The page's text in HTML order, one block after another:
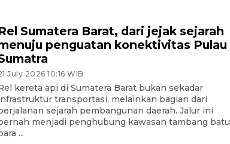
Sumatera Barat, dari jejak sejarah
penguatan konektivitas Pulau
July 2026 10:16 WIB
kereta api di Sumatera Barat bukan sekadar
transportasi, melainkan bagian dari
sejarah pembangunan daerah. Jalur ini
menjadi penghubung kawasan tambang batu
...